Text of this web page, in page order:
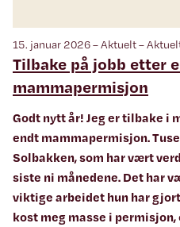
15. januar 2026 – Aktuelt –
Tilbake på jobb etter
mammapermisjon
Godt nytt år! Jeg er tilbake i
endt mammapermisjon.
Solbakken, som har vært
siste ni månedene. Det har
viktige arbeidet hun har
kost meg masse i permisjon,